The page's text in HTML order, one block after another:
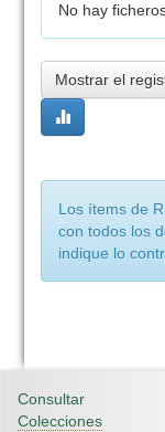
No hay
Mostrar el
Los ítems de
con todos los
indique lo
Consultar
Colecciones